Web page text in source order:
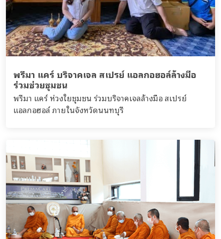
พรีมา แคร์ บริจาคเจล สเปรย์ แอลกอฮอล์ล้างมือ
ร่วมช่วยชุมชน
พรีมา แคร์ ห่วงใยชุมชน ร่วมบริจาคเจลล้างมือ สเปรย์
แอลกอฮอล์ ภายในจังหวัดนนทบุรี